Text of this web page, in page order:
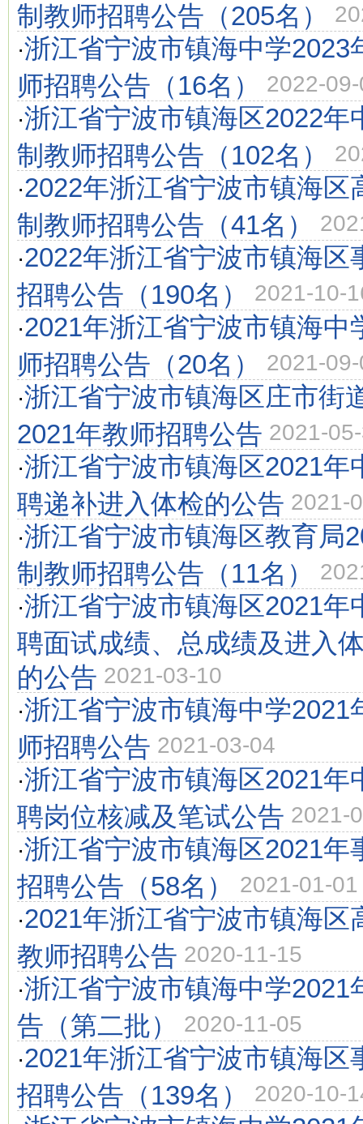
制教师招聘公告（205名）
·浙江省宁波市镇海中学2023
师招聘公告（16名）
2022-
·浙江省宁波市镇海区2022年
制教师招聘公告（102名）
·2022年浙江省宁波市镇海区
制教师招聘公告（41名）
·2022年浙江省宁波市镇海区
招聘公告（190名）
2021-10-
·2021年浙江省宁波市镇海中
师招聘公告（20名）
2021-
·浙江省宁波市镇海区庄市街
2021年教师招聘公告 2021-
·浙江省宁波市镇海区2021年
聘递补进入体检的公告 2021-
·浙江省宁波市镇海区教育局
制教师招聘公告（11名）
·浙江省宁波市镇海区2021年
聘面试成绩、总成绩及进入
的公告 2021-03-10
·浙江省宁波市镇海中学2021
师招聘公告 2021-03-04
·浙江省宁波市镇海区2021年
聘岗位核减及笔试公告 2021-
·浙江省宁波市镇海区2021年
招聘公告（58名）
2021-01-01
·2021年浙江省宁波市镇海区
教师招聘公告 2020-11-15
·浙江省宁波市镇海中学2021
告（第二批）
2020-11-05
·2021年浙江省宁波市镇海区
招聘公告（139名）
2020-10-